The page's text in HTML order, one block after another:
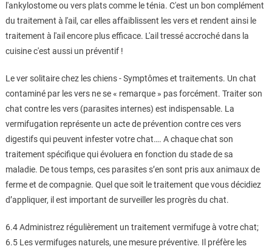
l'ankylostome ou vers plats comme le ténia. C'est un bon complément
du traitement à l'ail, car elles affaiblissent les vers et rendent ainsi le
traitement à l'ail encore plus efficace. L'ail tressé accroché dans la
cuisine c'est aussi un préventif !
Le ver solitaire chez les chiens - Symptômes et traitements. Un chat
contaminé par les vers ne se « remarque » pas forcément. Traiter son
chat contre les vers (parasites internes) est indispensable. La
vermifugation représente un acte de prévention contre ces vers
digestifs qui peuvent infester votre chat…. A chaque chat son
traitement spécifique qui évoluera en fonction du stade de sa
maladie. De tous temps, ces parasites s’en sont pris aux animaux de
ferme et de compagnie. Quel que soit le traitement que vous décidiez
d’appliquer, il est important de surveiller les progrès du chat.
6.4 Administrez régulièrement un traitement vermifuge à votre chat;
6.5 Les vermifuges naturels, une mesure préventive. Il préfère les